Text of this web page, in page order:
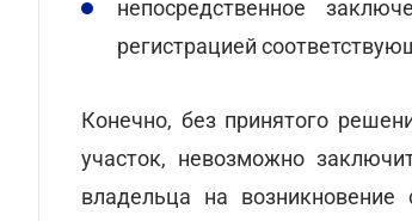
непосредственное
регистрацией
Конечно, без принятого
участок, невозможно
владельца на возникновение